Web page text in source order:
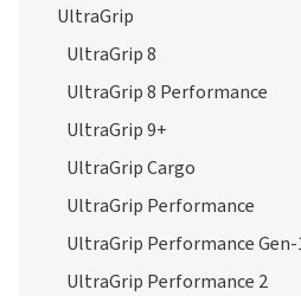
UltraGrip
UltraGrip 8
UltraGrip 8 Performance
UltraGrip 9+
UltraGrip Cargo
UltraGrip Performance
UltraGrip Performance Gen-
UltraGrip Performance 2